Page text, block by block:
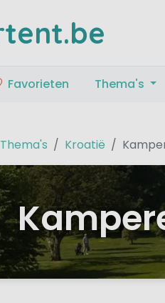
Favorieten Thema's
Thema's Kroatië